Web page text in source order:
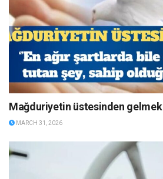
Mağduriyetin üstesinden gelmek
MARCH 31, 2026